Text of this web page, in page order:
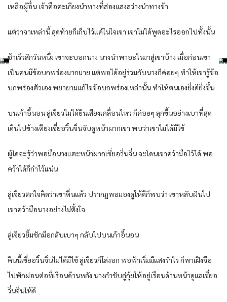
เหลือผู้อื่น เจ้าคือตะเกียงนำทางที่ส่องแสงสว่างนำทางข้า
แต่วาจาเหล่านี้ สุดท้ายก็เก็บไว้แค่ในใจเขา เขาไม่ได้พูดอะไรออกไปทั้งนั้น
ช้าเร็วสักวันหนึ่ง เขาจะบอกนาง นางนำพาอะไรมาสู่เขาบ้าง เมื่อก่อนเขา
เป็นคนมีข้อบกพร่องมากมาย แต่พอได้อยู่ร่วมกับนางก็ค่อยๆ ทำให้เขารู้ข้อ
บกพร่องตัวเอง พยายามแก้ไขข้อบกพร่องเหล่านั้น ทำให้ตนเองยิ่งดียิ่งขึ้น
บนเก้าอี้นอน ลู่เจียวไม่ได้ยินเสียงเคลื่อนไหว ก็ค่อยๆ ลุกขึ้นอย่างเบาที่สุด
เดินไปข้างเตียงเซี่ยอวิ๋นจิ่นจับดูหน้าผากเขา พบว่าเขาไม่ได้มีไข้
ผู้ใดจะรู้ว่าพอมือนางแตะหน้าผากเซี่ยอวิ๋นจิ่น จะโดนเขาคว้ามือไว้ได้ พอ
คว้าได้ก็กำไว้แน่น
ลู่เจียวตกใจคิดว่าเขาตื่นแล้ว ปรากฏพอมองดูให้ดีก็พบว่า เขาหลับฝันไป
เขาคว้ามือนางอย่างไม่ตั้งใจ
ลู่เจียวยิ้มชักมือกลับเบาๆ กลับไปบนเก้าอี้นอน
คืนนี้เซี่ยอวิ๋นจิ่นไม่ได้มีไข้ ลู่เจียวก็โล่งอก พอฟ้าเริ่มมีแสงรำไร ก็พาเฝิงจือ
ไปพักผ่อนต่อที่เรือนด้านหลัง นางกำชับลู่กุ้ยให้อยู่เรือนด้านหน้าดูแลเซี่ยอ
วิ๋นจิ่นให้ดี